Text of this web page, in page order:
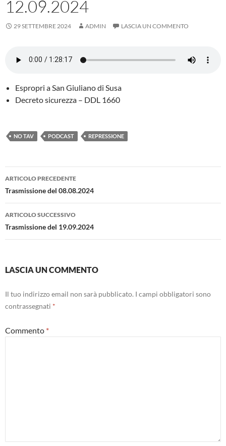
12.09.2024
29 SETTEMBRE 2024 ADMIN LASCIA UN COMMENTO
Espropri a San Giuliano di Susa
Decreto sicurezza – DDL 1660
NO TAV PODCAST REPRESSIONE
Navigazione
articolo
ARTICOLO PRECEDENTE
Trasmissione del 08.08.2024
ARTICOLO SUCCESSIVO
Trasmissione del 19.09.2024
LASCIA UN COMMENTO
Il tuo indirizzo email non sarà pubblicato. I campi obbligatori sono
contrassegnati *
Commento *